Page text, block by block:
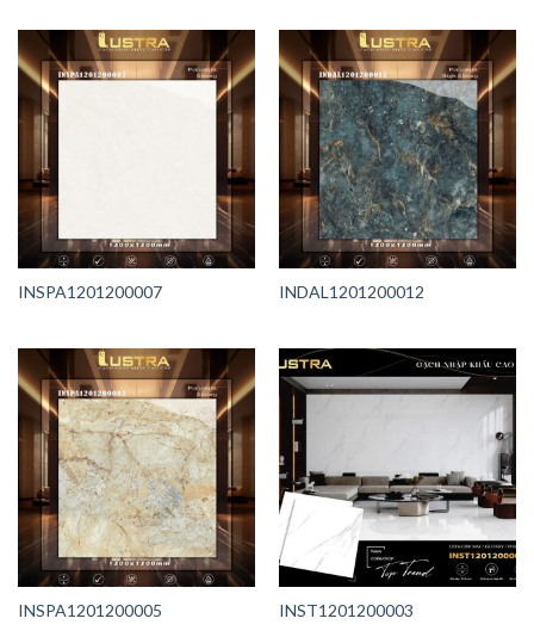
INSPA1201200007 INDAL1201200012
INSPA1201200005 INST1201200003